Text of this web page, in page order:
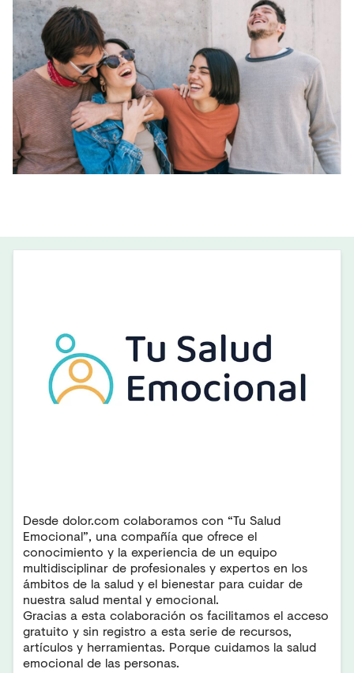
Desde dolor.com colaboramos con “Tu Salud
Emocional”, una compañía que ofrece el
conocimiento y la experiencia de un equipo
multidisciplinar de profesionales y expertos en los
ámbitos de la salud y el bienestar para cuidar de
nuestra salud mental y emocional.
Gracias a esta colaboración os facilitamos el acceso
gratuito y sin registro a esta serie de recursos,
artículos y herramientas. Porque cuidamos la salud
emocional de las personas.